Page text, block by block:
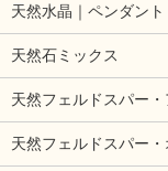
天然水晶｜ペンダン
天然石ミックス
天然フェルドスパー
天然フェルドスパー